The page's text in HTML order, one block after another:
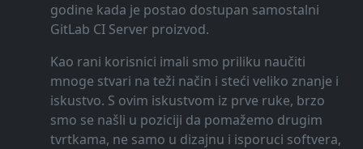
godine kada je postao dostupan samostalni
GitLab CI Server proizvod.
Kao rani korisnici imali smo priliku naučiti
mnoge stvari na teži način i steći veliko znanje i
iskustvo. S ovim iskustvom iz prve ruke, brzo
smo se našli u poziciji da pomažemo drugim
tvrtkama, ne samo u dizajnu i isporuci softvera,